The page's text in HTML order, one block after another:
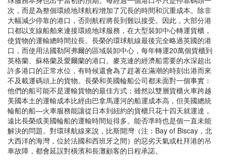
次，而是為整個環繞地球航程增加了冗長的時間和沉重成本。除非
大幅減少停靠的港口，否則航程將長到難以接受。因此，大部分港
口都以支線船舶來連接環繞地球服務，在大型裝卸中心轉運貨櫃，
使貨物的運輸總時間拉長。長榮的環球航線最後完全略過英國的港
口，而使用法國勒阿弗爾的區域裝卸中心，每年轉運20萬個貨櫃到
英格蘭、蘇格蘭及愛爾蘭的港口。麥克連的經濟船需要的水深超出
許多港口的正常水位，有時候還會為了趕著在滿潮的時刻出港而來
不及載運碼頭上的貨物。長榮和美國輪船公司都未面對一個事實：
他們的船可能不是運輸貨物的最佳方式；雖然以雙層貨櫃火車跨越
美國本土的運輸成本比經由巴拿馬運河的船運成本高，但美國總統
輪船的船—火車服務能讓從日本到紐約的貨櫃只花十四天就運達，
遠比長榮或美國輪船的運輸時間短得多。能否準時也是個一直未能
解決的問題。對環球航線來說，比斯開灣（注：Bay of Biscay，北
大西洋的海灣，位於法國和西班牙之間）的惡劣天氣或杜拜港的吊
車故障，都會延誤對橫濱和長灘顧客的日程承諾。